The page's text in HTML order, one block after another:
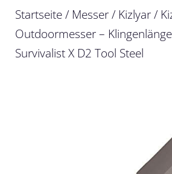
Startseite/ Messer/ Kizlyar/
Outdoormesser –
Survivalist X D2 Tool Steel